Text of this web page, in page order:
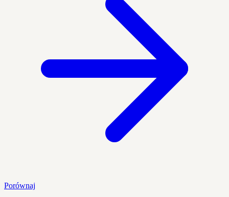
Porównaj